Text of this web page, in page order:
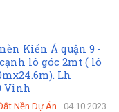
Kiến Á quận 9 -
lô góc 2mt ( lô
Lh
Vinh
Nền Dự Án 04.10.2023